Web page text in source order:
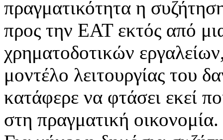
πραγματικότητα η
προς την ΕΑΤ εκτός από
χρηματοδοτικών
μοντέλο λειτουργίας του
κατάφερε να φτάσει εκεί
στη πραγματική οικονομία.